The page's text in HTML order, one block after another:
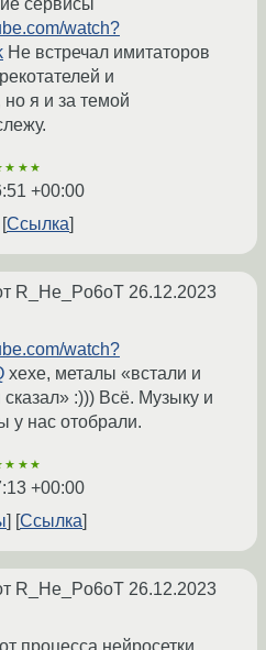
сервисы
watch?
Не встречал имитаторов
и
но я и за темой
+00:00
Ссылка
R_He_Po6oT 26.12.2023
watch?
хехе, металы «встали и
:))) Всё. Музыку и
у нас отобрали.
+00:00
Ссылка
R_He_Po6oT 26.12.2023
процесса нейросетки